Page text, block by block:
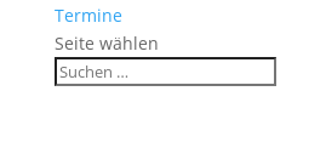
Termine
Seite wählen